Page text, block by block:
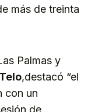
más de treinta
Palmas y
,destacó “el
con un
de